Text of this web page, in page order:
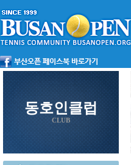
동호인클럽
CLUB